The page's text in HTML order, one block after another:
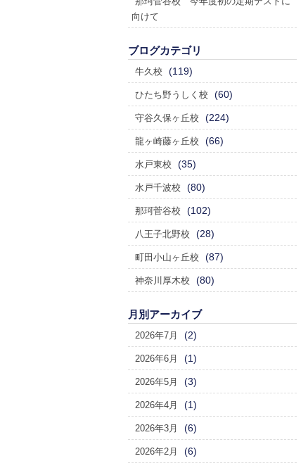
向けて
ブログカテゴリ
牛久校 (119)
ひたち野うしく校 (60)
守谷久保ヶ丘校 (224)
龍ヶ崎藤ヶ丘校 (66)
水戸東校 (35)
水戸千波校 (80)
那珂菅谷校 (102)
八王子北野校 (28)
町田小山ヶ丘校 (87)
神奈川厚木校 (80)
月別アーカイブ
2026年7月 (2)
2026年6月 (1)
2026年5月 (3)
2026年4月 (1)
2026年3月 (6)
2026年2月 (6)